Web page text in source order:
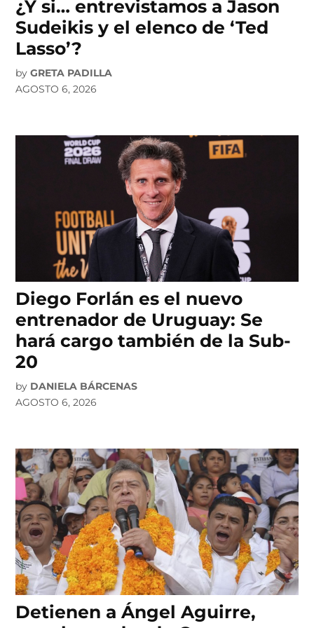
¿Y si… entrevistamos a Jason
Sudeikis y el elenco de ‘Ted
Lasso’?
by GRETA PADILLA
AGOSTO 6, 2026
Diego Forlán es el nuevo
entrenador de Uruguay: Se
hará cargo también de la Sub-
20
by DANIELA BÁRCENAS
AGOSTO 6, 2026
Detienen a Ángel Aguirre,